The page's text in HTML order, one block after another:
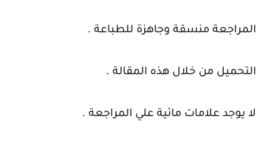
المراجعة منسقة وجاهزة للطباعة .
التحميل من خلال هذه المقالة .
لا يوجد علامات مائية علي المراجعة .